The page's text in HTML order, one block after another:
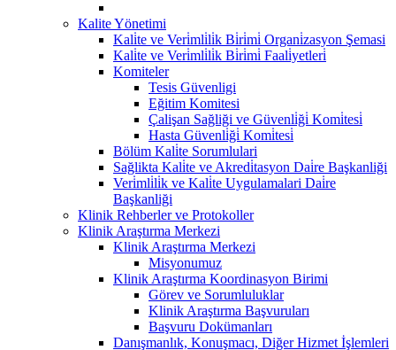
Kalite Yönetimi
Kali̇te ve Veri̇mli̇li̇k Bi̇ri̇mi̇ Organi̇zasyon Şemasi
Kali̇te ve Veri̇mli̇li̇k Bi̇ri̇mi̇ Faali̇yetleri̇
Komiteler
Tesis Güvenligi
Eğitim Komitesi
Çalişan Sağliği ve Güvenli̇ği̇ Komi̇tesi̇
Hasta Güvenli̇ği̇ Komi̇tesi̇
Bölüm Kali̇te Sorumlulari
Sağlikta Kali̇te ve Akredi̇tasyon Dai̇re Başkanliği
Veri̇mli̇li̇k ve Kali̇te Uygulamalari Dai̇re
Başkanliği
Klinik Rehberler ve Protokoller
Klinik Araştırma Merkezi
Klinik Araştırma Merkezi
Misyonumuz
Klinik Araştırma Koordinasyon Birimi
Görev ve Sorumluluklar
Klinik Araştırma Başvuruları
Başvuru Dokümanları
Danışmanlık, Konuşmacı, Diğer Hizmet İşlemleri